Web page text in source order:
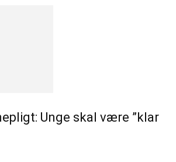
Unge skal være ”klar